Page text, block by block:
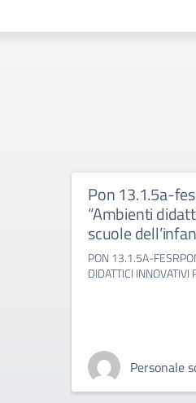
Pon 13.1.5a-
“Ambienti
scuole
PON 13.1.5A-
DIDATTICI INNOVATIVI
Personale